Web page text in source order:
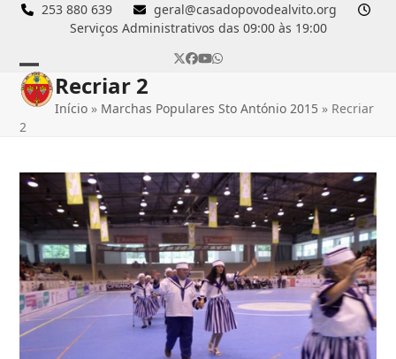
Skip
253 880 639
geral@casadopovodealvito.org
Serviços Administrativos das 09:00 às 19:00
Twitter
Facebook
YouTube
Whatsapp
Open
mobile
Close
mobile
Recriar 2
Início » Marchas Populares Sto António 2015 » Recriar
2